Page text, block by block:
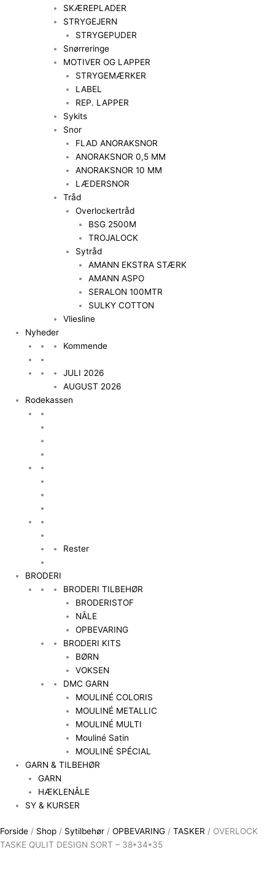
SKÆREPLADER
STRYGEJERN
STRYGEPUDER
Snørreringe
MOTIVER OG LAPPER
STRYGEMÆRKER
LABEL
REP. LAPPER
Sykits
Snor
FLAD ANORAKSNOR
ANORAKSNOR 0,5 MM
ANORAKSNOR 10 MM
LÆDERSNOR
Tråd
Overlockertråd
BSG 2500M
TROJALOCK
Sytråd
AMANN EKSTRA STÆRK
AMANN ASPO
SERALON 100MTR
SULKY COTTON
Vliesline
Nyheder
Kommende
JULI 2026
AUGUST 2026
Rodekassen
Rester
BRODERI
BRODERI TILBEHØR
BRODERISTOF
NÅLE
OPBEVARING
BRODERI KITS
BØRN
VOKSEN
DMC GARN
MOULINÉ COLORIS
MOULINÉ METALLIC
MOULINÉ MULTI
Mouliné Satin
MOULINÉ SPÉCIAL
GARN & TILBEHØR
GARN
HÆKLENÅLE
SY & KURSER
Forside / Shop / Sytilbehør / OPBEVARING / TASKER / OVERLOCK
TASKE QULIT DESIGN SORT – 38*34*35